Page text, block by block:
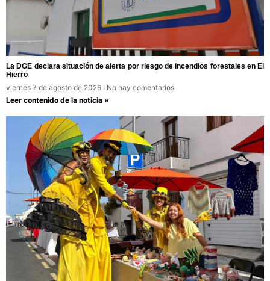
La DGE declara situación de alerta por riesgo de incendios forestales en El
Hierro
viernes 7 de agosto de 2026
No hay comentarios
Leer contenido de la noticia »